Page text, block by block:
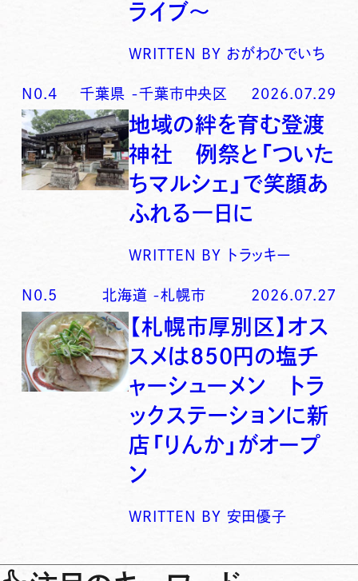
ライブ〜
WRITTEN BY おがわひでいち
N0.4 千葉県 -千葉市中央区 2026.07.29
地域の絆を育む登渡
神社 例祭と「ついた
ちマルシェ」で笑顔あ
ふれる一日に
WRITTEN BY トラッキー
N0. 5 北海道 -札幌市 2026.07.27
【札幌市厚別区】オス
スメは850円の塩チ
ャーシューメン トラ
ックステーションに新
店「りんか」がオープ
ン
WRITTEN BY 安田優子